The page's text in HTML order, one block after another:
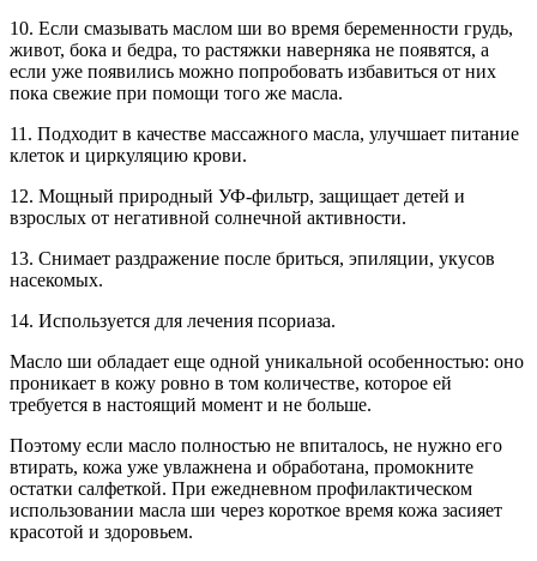
10. Если смазывать маслом ши во время беременности грудь,
живот, бока и бедра, то растяжки наверняка не появятся, а
если уже появились можно попробовать избавиться от них
пока свежие при помощи того же масла.
11. Подходит в качестве массажного масла, улучшает питание
клеток и циркуляцию крови.
12. Мощный природный УФ-фильтр, защищает детей и
взрослых от негативной солнечной активности.
13. Снимает раздражение после бриться, эпиляции, укусов
насекомых.
14. Используется для лечения псориаза.
Масло ши обладает еще одной уникальной особенностью: оно
проникает в кожу ровно в том количестве, которое ей
требуется в настоящий момент и не больше.
Поэтому если масло полностью не впиталось, не нужно его
втирать, кожа уже увлажнена и обработана, промокните
остатки салфеткой. При ежедневном профилактическом
использовании масла ши через короткое время кожа засияет
красотой и здоровьем.